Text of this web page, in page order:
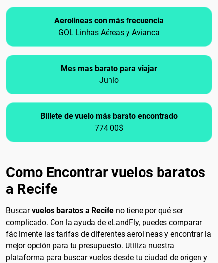
Aerolineas con más frecuencia
GOL Linhas Aéreas y Avianca
Mes mas barato para viajar
Junio
Billete de vuelo más barato encontrado
774.00$
Como Encontrar vuelos baratos
a Recife
Buscarvuelos baratos a Recife no tiene por qué ser
complicado. Con la ayuda de eLandFly, puedes comparar
fácilmente las tarifas de diferentes aerolíneas y encontrar la
mejor opción para tu presupuesto. Utiliza nuestra
plataforma para buscar vuelos desde tu ciudad de origen y